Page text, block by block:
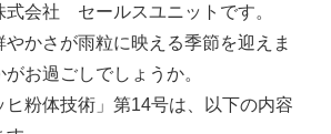
式会社 セールスユニットです。
かさが雨粒に映える季節を迎えま
がお過ごしでしょうか。
ヒ粉体技術」第14号は、以下の内容